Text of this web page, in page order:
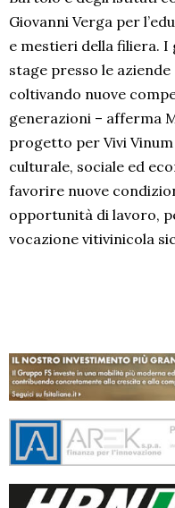
Giovanni Verga per
e mestieri della filiera.
stage presso le
coltivando nuove
generazioni – afferma
progetto per Vivi
culturale, sociale ed
favorire nuove
opportunità di lavoro,
vocazione vitivinicola